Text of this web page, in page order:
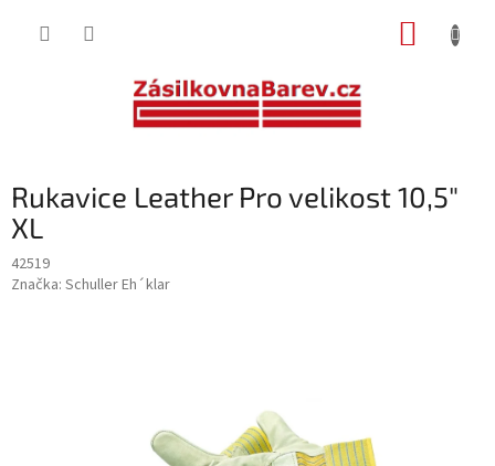
Rukavice Leather Pro velikost 10,5"
XL
42519
Značka: Schuller Eh´klar